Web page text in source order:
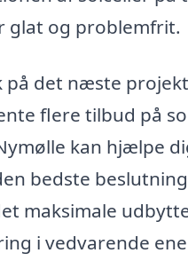
glat og problemfrit.
på det næste
flere tilbud på
kan hjælpe
bedste
maksimale
i vedvarende